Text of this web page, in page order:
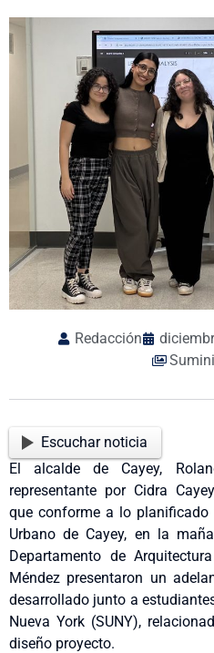
Redacción
Escuchar noticia
El alcalde de Cayey,
representante por Cidra
que conforme a lo planificado
Urbano de Cayey, en la
Departamento de
Méndez presentaron un
desarrollado junto a
Nueva York (SUNY),
diseño proyecto.